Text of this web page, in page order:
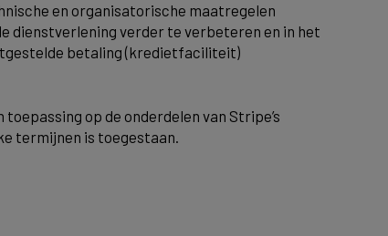
en organisatorische maatregelen
dienstverlening verder te verbeteren en in het
betaling (kredietfaciliteit)
op de onderdelen van Stripe’s
termijnen is toegestaan.